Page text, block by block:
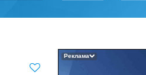
Реклама